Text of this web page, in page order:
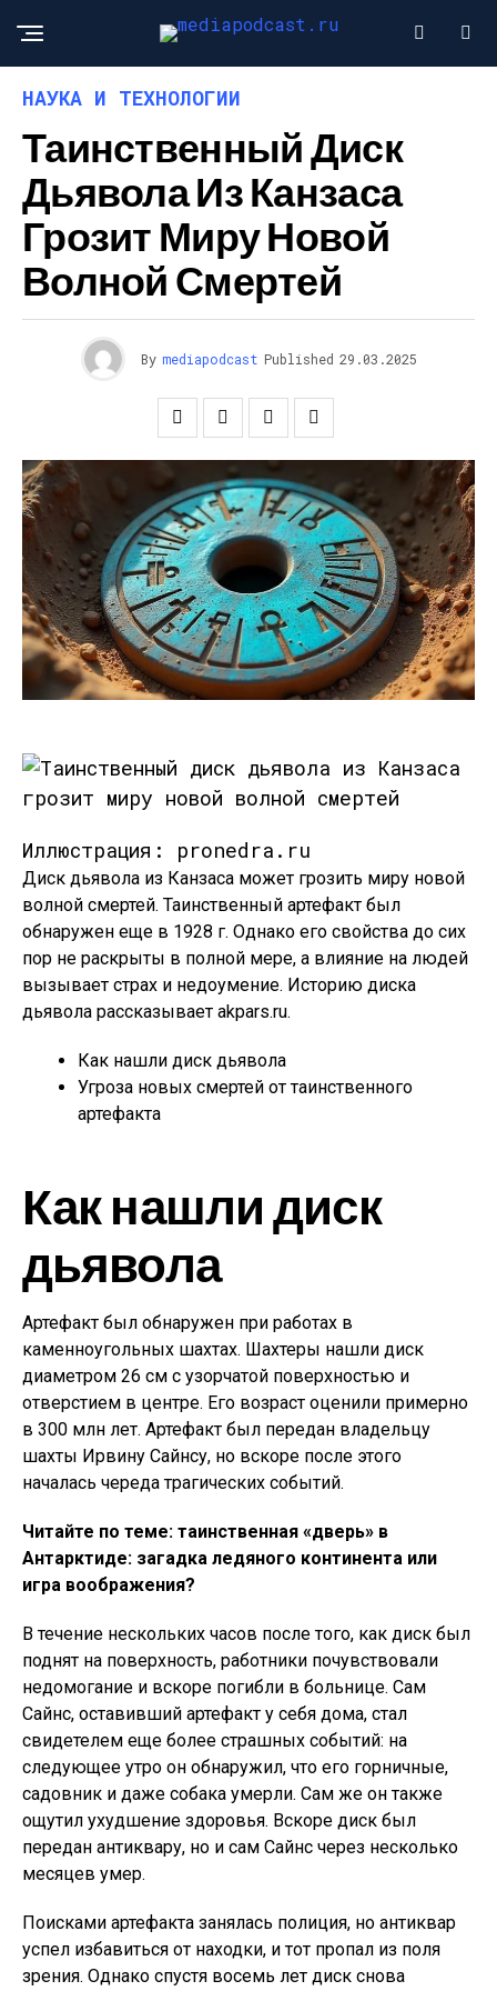
НАУКА И ТЕХНОЛОГИИ
Таинственный Диск
Дьявола Из Канзаса
Грозит Миру Новой
Волной Смертей
By mediapodcast Published 29.03.2025
Иллюстрация: pronedra.ru
Диск дьявола из Канзаса может грозить миру новой
волной смертей. Таинственный артефакт был
обнаружен еще в 1928 г. Однако его свойства до сих
пор не раскрыты в полной мере, а влияние на людей
вызывает страх и недоумение. Историю диска
дьявола рассказывает akpars.ru.
Как нашли диск дьявола
Угроза новых смертей от таинственного
артефакта
Как нашли диск
дьявола
Артефакт был обнаружен при работах в
каменноугольных шахтах. Шахтеры нашли диск
диаметром 26 см с узорчатой поверхностью и
отверстием в центре. Его возраст оценили примерно
в 300 млн лет. Артефакт был передан владельцу
шахты Ирвину Сайнсу, но вскоре после этого
началась череда трагических событий.
Читайте по теме: таинственная «дверь» в
Антарктиде: загадка ледяного континента или
игра воображения?
В течение нескольких часов после того, как диск был
поднят на поверхность, работники почувствовали
недомогание и вскоре погибли в больнице. Сам
Сайнс, оставивший артефакт у себя дома, стал
свидетелем еще более страшных событий: на
следующее утро он обнаружил, что его горничные,
садовник и даже собака умерли. Сам же он также
ощутил ухудшение здоровья. Вскоре диск был
передан антиквару, но и сам Сайнс через несколько
месяцев умер.
Поисками артефакта занялась полиция, но антиквар
успел избавиться от находки, и тот пропал из поля
зрения. Однако спустя восемь лет диск снова